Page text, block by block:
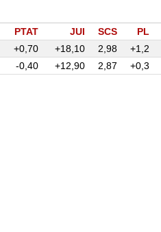
PTAT JUI SCS PL
+0,70 +18,10 2,98 +1,2
-0,40 +12,90 2,87 +0,3